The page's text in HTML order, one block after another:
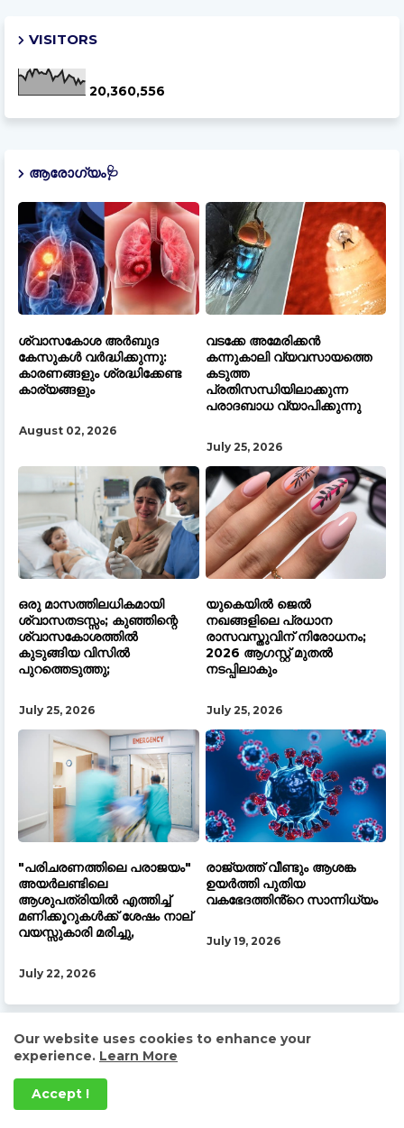
VISITORS
20,360,556
ആരോഗ്യം🩺
ശ്വാസകോശ അർബുദ
കേസുകൾ വർദ്ധിക്കുന്നു:
കാരണങ്ങളും ശ്രദ്ധിക്കേണ്ട
കാര്യങ്ങളും
August 02, 2026
വടക്കേ അമേരിക്കൻ
കന്നുകാലി വ്യവസായത്തെ
കടുത്ത
പ്രതിസന്ധിയിലാക്കുന്ന
പരാദബാധ വ്യാപിക്കുന്നു
July 25, 2026
ഒരു മാസത്തിലധികമായി
ശ്വാസതടസ്സം; കുഞ്ഞിന്റെ
ശ്വാസകോശത്തില്‍
കുടുങ്ങിയ വിസില്‍
പുറത്തെടുത്തു;
July 25, 2026
യുകെയിൽ ജെൽ
നഖങ്ങളിലെ പ്രധാന
രാസവസ്തുവിന് നിരോധനം;
2026 ആഗസ്റ്റ് മുതൽ
നടപ്പിലാകും
July 25, 2026
"പരിചരണത്തിലെ പരാജയം"
അയർലണ്ടിലെ
ആശുപത്രിയിൽ എത്തിച്ച്
മണിക്കൂറുകൾക്ക് ശേഷം നാല്
വയസ്സുകാരി മരിച്ചു,
July 22, 2026
രാജ്യത്ത് വീണ്ടും ആശങ്ക
ഉയർത്തി പുതിയ
വകഭേദത്തിൻ്റെ സാന്നിധ്യം
July 19, 2026
Our website uses cookies to enhance your
experience. Learn More
Accept !